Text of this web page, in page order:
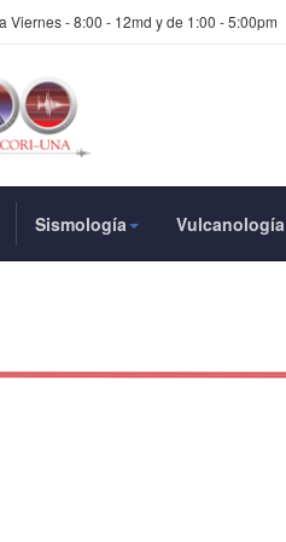
Viernes - 8:00 - 12md y de 1:00 - 5:00pm
Sismología Vulcanología